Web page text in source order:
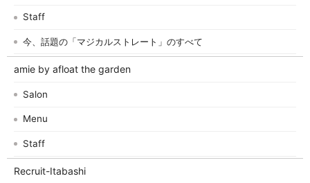
Staff
今、話題の「マジカルストレート」のすべて
amie by afloat the garden
Salon
Menu
Staff
Recruit-Itabashi